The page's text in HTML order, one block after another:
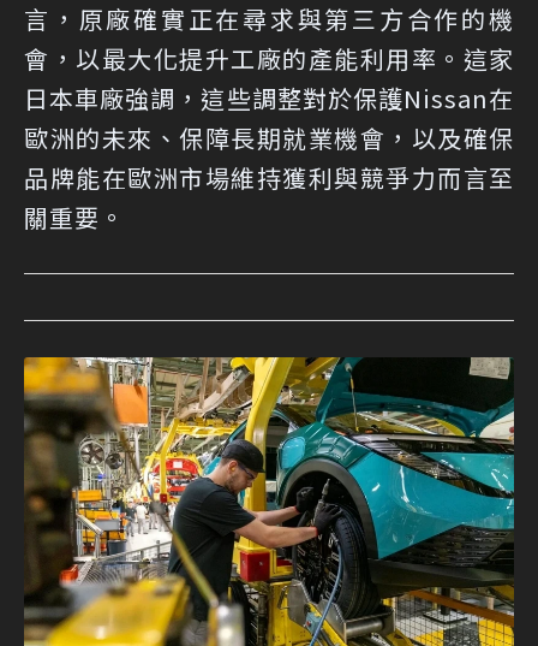
言，原廠確實正在尋求與第三方合作的機
會，以最大化提升工廠的產能利用率。這家
日本車廠強調，這些調整對於保護Nissan在
歐洲的未來、保障長期就業機會，以及確保
品牌能在歐洲市場維持獲利與競爭力而言至
關重要。